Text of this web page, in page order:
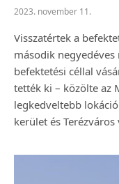
2023. november 11.
Visszatértek a
második
befektetési céllal
tették ki – közölte az
legkedveltebb
kerület és Terézváros